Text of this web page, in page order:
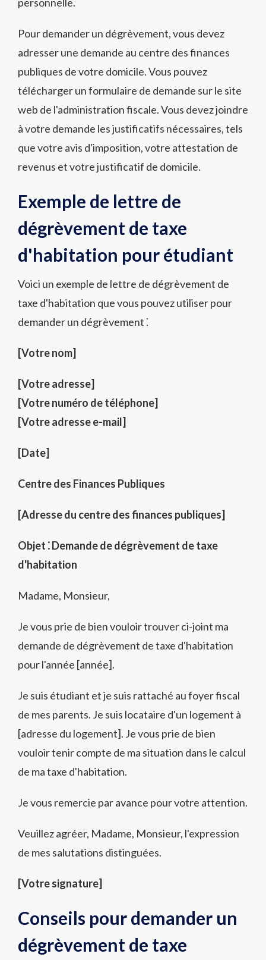
Pour demander un dégrèvement, vous devez
adresser une demande au centre des finances
publiques de votre domicile. Vous pouvez
télécharger un formulaire de demande sur le site
web de l'administration fiscale. Vous devez joindre
à votre demande les justificatifs nécessaires, tels
que votre avis d'imposition, votre attestation de
revenus et votre justificatif de domicile.
Exemple de lettre de
dégrèvement de taxe
d'habitation pour étudiant
Voici un exemple de lettre de dégrèvement de
taxe d'habitation que vous pouvez utiliser pour
demander un dégrèvement ⁚
[Votre nom]
[Votre adresse]
[Votre numéro de téléphone]
[Votre adresse e-mail]
[Date]
Centre des Finances Publiques
[Adresse du centre des finances publiques]
Objet ⁚ Demande de dégrèvement de taxe
d'habitation
Madame, Monsieur,
Je vous prie de bien vouloir trouver ci-joint ma
demande de dégrèvement de taxe d'habitation
pour l'année [année].
Je suis étudiant et je suis rattaché au foyer fiscal
de mes parents. Je suis locataire d'un logement à
[adresse du logement]. Je vous prie de bien
vouloir tenir compte de ma situation dans le calcul
de ma taxe d'habitation.
Je vous remercie par avance pour votre attention.
Veuillez agréer, Madame, Monsieur, l'expression
de mes salutations distinguées.
[Votre signature]
Conseils pour demander un
dégrèvement de taxe